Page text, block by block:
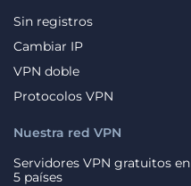
Sin registros
Cambiar IP
VPN doble
Protocolos VPN
Nuestra red VPN
Servidores VPN gratuitos en
5 países